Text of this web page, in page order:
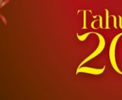
2026-